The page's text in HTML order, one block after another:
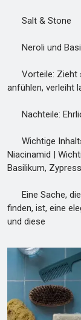
Salt & Stone
Neroli und
Vorteile: Zieht
anfühlen, verleiht
Nachteile:
Wichtige
Niacinamid |
Basilikum,
Eine Sache, die
finden, ist, eine
und diese